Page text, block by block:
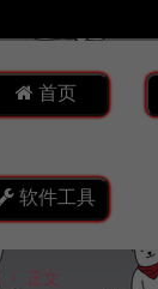
首页
软件工具
正文